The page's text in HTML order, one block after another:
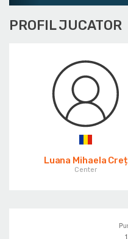
PROFIL JUCATOR
Luana Mihaela Creț
Center